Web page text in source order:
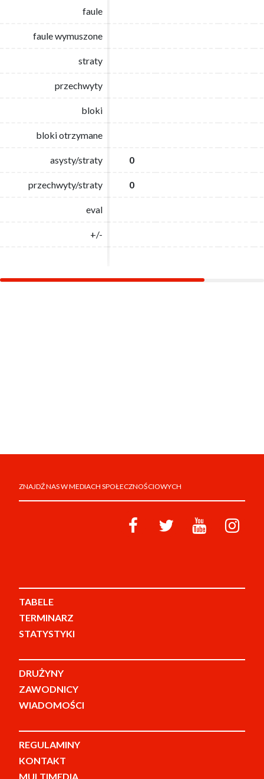
faule
faule wymuszone
straty
przechwyty
bloki
bloki otrzymane
asysty/straty 0
przechwyty/straty 0
eval
+/-
faule
faule wymuszone
straty
przechwyty
bloki
bloki otrzymane
asysty/straty 0
przechwyty/straty 0
eval
+/-
ZNAJDŹ NAS W MEDIACH SPOŁECZNOŚCIOWYCH
TABELE
TERMINARZ
STATYSTYKI
DRUŻYNY
ZAWODNICY
WIADOMOŚCI
REGULAMINY
KONTAKT
MULTIMEDIA